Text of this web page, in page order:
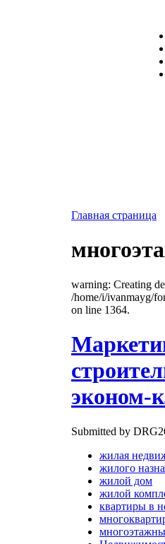
Главная страница
warning: Creating
/home/i/ivanmayg/
on line 1364.
эконом-
Submitted by
жилая
жилого
жилой дом
жилой
квартиры в